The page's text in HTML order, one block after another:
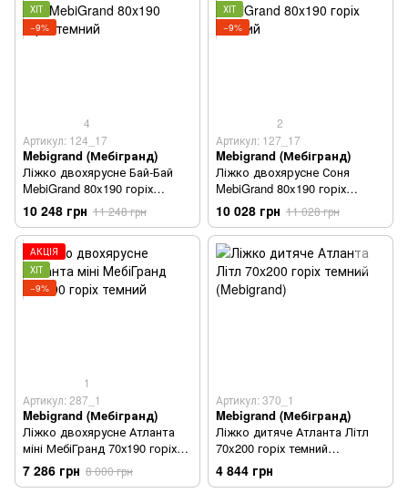
ХІТ
−9%
4
Артикул: 124_17
Mebigrand (Мебігранд)
Ліжко двохярусне Бай-Бай
MebiGrand 80x190 горіх
темний
10 248 грн 11 248 грн
ХІТ
−9%
2
Артикул: 127_17
Mebigrand (Мебігранд)
Ліжко двохярусне Соня
MebiGrand 80x190 горіх
темний
10 028 грн 11 028 грн
АКЦІЯ
ХІТ
−9%
1
Артикул: 287_1
Mebigrand (Мебігранд)
Ліжко двохярусне Атланта
міні МебіГранд 70х190 горіх
темний
7 286 грн 8 000 грн
Артикул: 370_1
Mebigrand (Мебігранд)
Ліжко дитяче Атланта Літл
70x200 горіх темний
(Mebigrand)
4 844 грн